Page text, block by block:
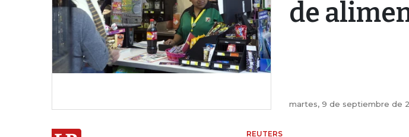
de
martes, 9 de septiembre de
REUTERS